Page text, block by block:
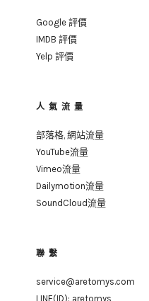
Google 評價
IMDB 評價
Yelp 評價
人氣流量
部落格, 網站流量
YouTube流量
Vimeo流量
Dailymotion流量
SoundCloud流量
聯繫
service@aretomys.com
LINE(ID): aretomys